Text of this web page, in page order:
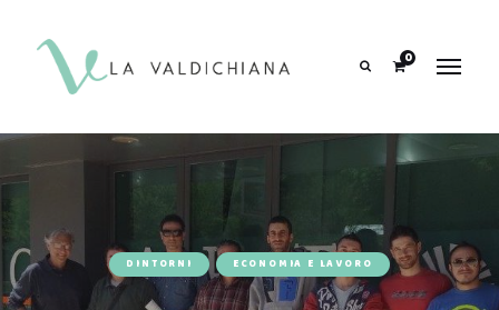
0
DINTORNI ECONOMIA E LAVORO